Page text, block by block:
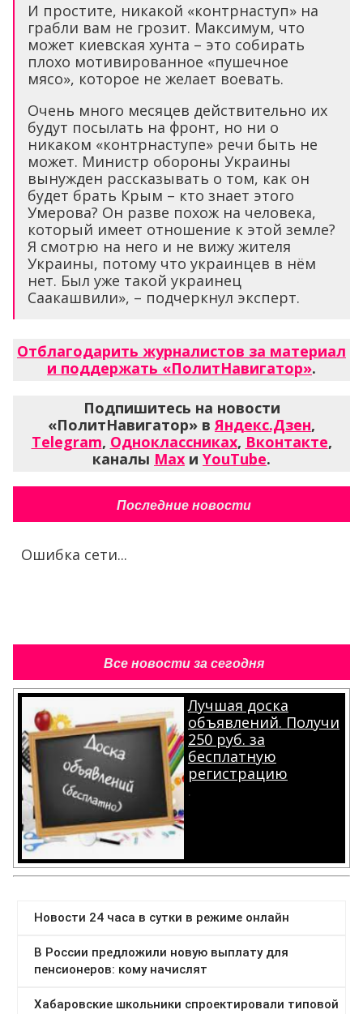
И простите, никакой «контрнаступ» на
грабли вам не грозит. Максимум, что
может киевская хунта – это собирать
плохо мотивированное «пушечное
мясо», которое не желает воевать.
Очень много месяцев действительно их
будут посылать на фронт, но ни о
никаком «контрнаступе» речи быть не
может. Министр обороны Украины
вынужден рассказывать о том, как он
будет брать Крым – кто знает этого
Умерова? Он разве похож на человека,
который имеет отношение к этой земле?
Я смотрю на него и не вижу жителя
Украины, потому что украинцев в нём
нет. Был уже такой украинец
Саакашвили», – подчеркнул эксперт.
Отблагодарить журналистов за материал
и поддержать «ПолитНавигатор».
Подпишитесь на новости
«ПолитНавигатор» вЯндекс.Дзен,
Telegram, Одноклассниках, Вконтакте,
каналы Max и YouTube.
Последние новости
Ошибка сети...
Все новости за сегодня
Лучшая доска
объявлений. Получи
250 руб. за
бесплатную
регистрацию
.